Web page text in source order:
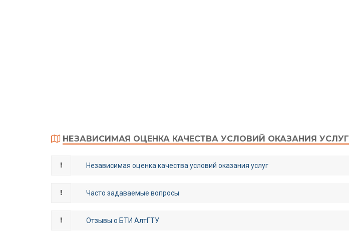
НЕЗАВИСИМАЯ ОЦЕНКА КАЧЕСТВА УСЛОВИЙ ОКАЗАНИЯ УСЛУГ
Независимая оценка качества условий оказания услуг
Часто задаваемые вопросы
Отзывы о БТИ АлтГТУ